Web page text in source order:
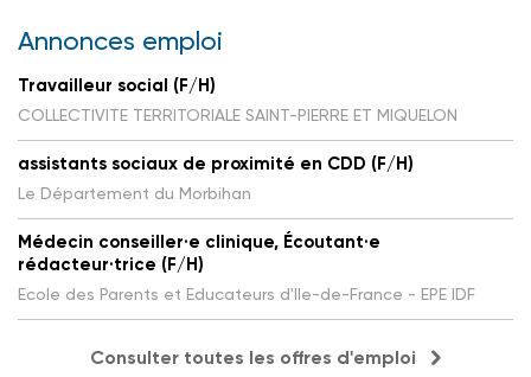
Annonces emploi
Travailleur social (F/H)
COLLECTIVITE TERRITORIALE SAINT-PIERRE ET MIQUELON
assistants sociaux de proximité en CDD (F/H)
Le Département du Morbihan
Médecin conseiller·e clinique, Écoutant·e
rédacteur·trice (F/H)
Ecole des Parents et Educateurs d'Ile-de-France - EPE IDF
Consulter toutes les offres d'emploi